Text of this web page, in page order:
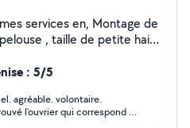
services en, Montage de
de tombe , peinture
d objets et
et terrasse .etc ... Et
autre services . A bientôt.
: 5/5
agréable. volontaire.
l'ouvrier qui correspond à